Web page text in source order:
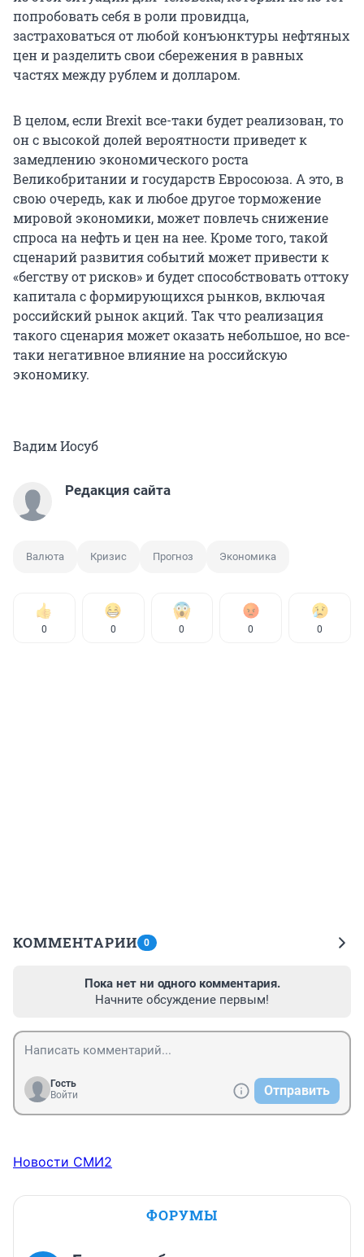
попробовать себя в роли провидца,
застраховаться от любой конъюнктуры нефтяных
цен и разделить свои сбережения в равных
частях между рублем и долларом.
В целом, если Brexit все-таки будет реализован, то
он с высокой долей вероятности приведет к
замедлению экономического роста
Великобритании и государств Евросоюза. А это, в
свою очередь, как и любое другое торможение
мировой экономики, может повлечь снижение
спроса на нефть и цен на нее. Кроме того, такой
сценарий развития событий может привести к
«бегству от рисков» и будет способствовать оттоку
капитала с формирующихся рынков, включая
российский рынок акций. Так что реализация
такого сценария может оказать небольшое, но все-
таки негативное влияние на российскую
экономику.
Вадим Иосуб
Редакция сайта
Валюта Кризис Прогноз Экономика
0 0 0 0 0
КОММЕНТАРИИ 0
Пока нет ни одного комментария.
Начните обсуждение первым!
Гость
Войти
Отправить
Новости СМИ2
ФОРУМЫ